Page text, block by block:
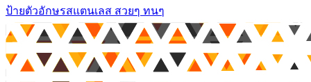
ป้ายตัวอักษรสแตนเลส สวยๆ ทนๆ